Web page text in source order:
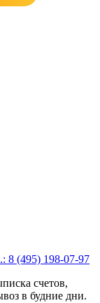
8 (495) 198-07-97
счетов,
в будние дни.